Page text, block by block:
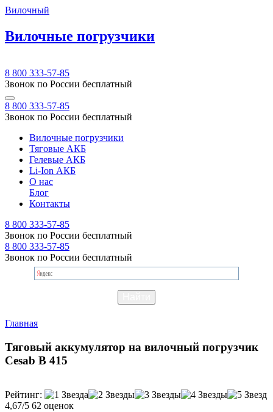
Вилочный
Вилочные погрузчики
8 800 333-57-85
Звонок по России бесплатный
8 800 333-57-85
Звонок по России бесплатный
Вилочные погрузчики
Тяговые АКБ
Гелевые АКБ
Li-Ion АКБ
О нас
Блог
Контакты
8 800 333-57-85
Звонок по России бесплатный
8 800 333-57-85
Звонок по России бесплатный
Главная
Тяговый аккумулятор на вилочный погрузчик
Cesab B 415
Рейтинг:
4,67/5 62 оценок